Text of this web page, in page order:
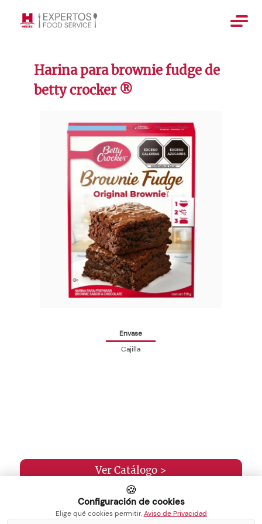
Harina para brownie fudge de
betty crocker ®️
Envase
Cajilla
Ver Catálogo >
🍪
Configuración de cookies
Elige qué cookies permitir. Aviso de Privacidad